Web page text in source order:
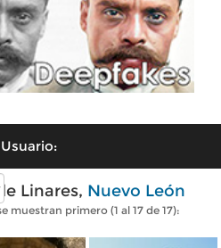
Linares, Nuevo León
muestran primero (1 al 17 de 17):